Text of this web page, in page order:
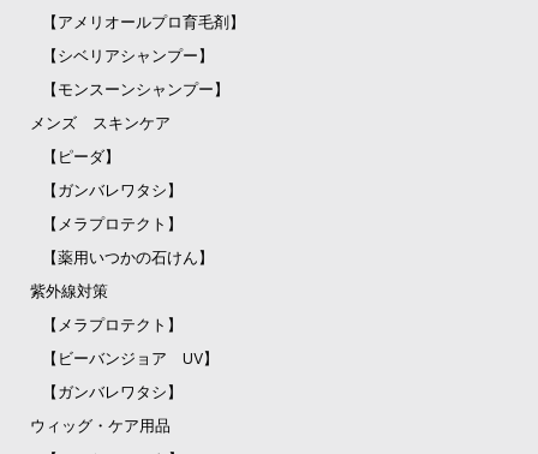
【アメリオールプロ育毛剤】
【シベリアシャンプー】
【モンスーンシャンプー】
メンズ スキンケア
【ピーダ】
【ガンバレワタシ】
【メラプロテクト】
【薬用いつかの石けん】
紫外線対策
【メラプロテクト】
【ビーバンジョア UV】
【ガンバレワタシ】
ウィッグ・ケア用品